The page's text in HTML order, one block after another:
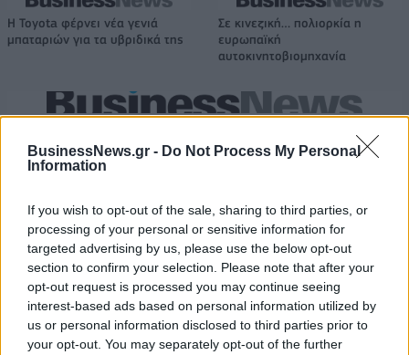
BusinessNews.gr - Do Not Process My Personal
Information
If you wish to opt-out of the sale, sharing to third parties, or
processing of your personal or sensitive information for
targeted advertising by us, please use the below opt-out
section to confirm your selection. Please note that after your
opt-out request is processed you may continue seeing
interest-based ads based on personal information utilized by
us or personal information disclosed to third parties prior to
your opt-out. You may separately opt-out of the further
Η Toyota φέρνει νέα γενιά
μπαταριών για τα υβριδικά της
Σε κινεζική… πολιορκία η
ευρωπαϊκή
αυτοκινητοβιομηχανία
στην παράταση η Ελλάδα, 96-
86 από την Ισπανία (pics)
ρίχνουν μια πέτρα, τους
καταστρέφεις» (vid)
ΕΛΣΤΑΤ: Στο 3,4% υποχώρησε ο πληθωρισμός τον Ιούλιο